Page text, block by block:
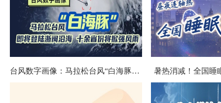
台风数字画像：马拉松台风“白海豚”将影响十余省份 暑热消减！全国睡